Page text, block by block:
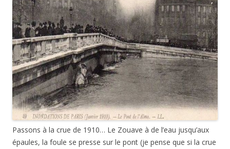
Passons à la crue de 1910… Le Zouave à de l’eau jusqu’aux
épaules, la foule se presse sur le pont (je pense que si la crue